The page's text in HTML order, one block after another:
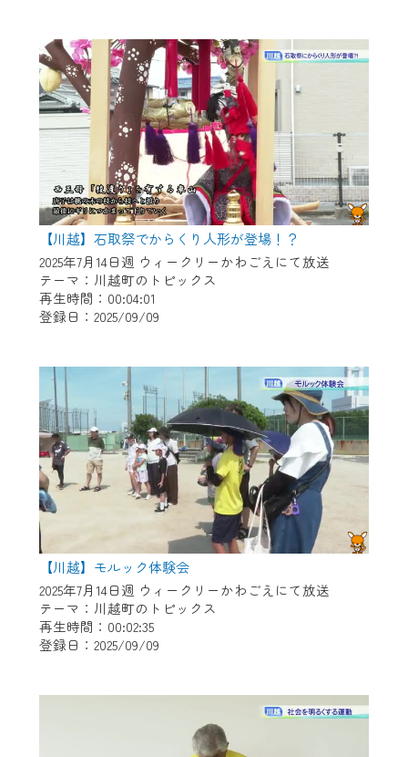
【川越】石取祭でからくり人形が登場！？
2025年7月14日週 ウィークリーかわごえにて放送
テーマ：川越町のトピックス
再生時間：00:04:01
登録日：2025/09/09
【川越】モルック体験会
2025年7月14日週 ウィークリーかわごえにて放送
テーマ：川越町のトピックス
再生時間：00:02:35
登録日：2025/09/09
作業の間は、CCNetWebTVの画面が「メン
テナンス中」になり、ご利用いただけませ
ん。
ご不便をおかけいたしますが、ご了承の程
よろしくお願いいたします。